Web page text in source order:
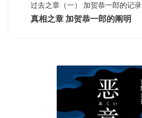
过去之章（一） 加贺恭一郎的记录
真相之章 加贺恭一郎的阐明